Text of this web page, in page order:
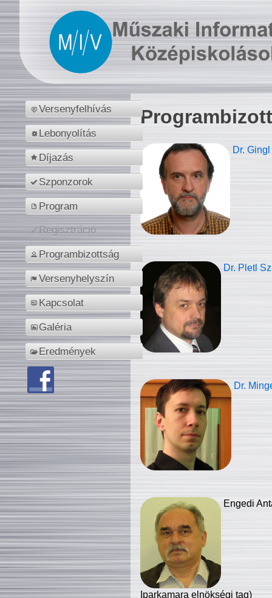
Versenyfelhívás
Lebonyolítás
Díjazás
Szponzorok
Program
Regisztráció
Programbizottság
Versenyhelyszín
Kapcsolat
Galéria
Eredmények
Dr.
Dr. Pletl
Dr.
Engedi
Iparkamara elnökségi tag)